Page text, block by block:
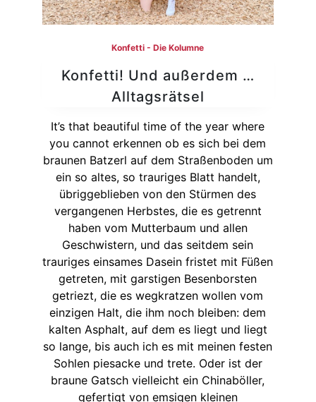
Konfetti - Die Kolumne
Konfetti! Und außerdem …
Alltagsrätsel
It’s that beautiful time of the year where
you cannot erkennen ob es sich bei dem
braunen Batzerl auf dem Straßenboden um
ein so altes, so trauriges Blatt handelt,
übriggeblieben von den Stürmen des
vergangenen Herbstes, die es getrennt
haben vom Mutterbaum und allen
Geschwistern, und das seitdem sein
trauriges einsames Dasein fristet mit Füßen
getreten, mit garstigen Besenborsten
getriezt, die es wegkratzen wollen vom
einzigen Halt, die ihm noch bleiben: dem
kalten Asphalt, auf dem es liegt und liegt
so lange, bis auch ich es mit meinen festen
Sohlen piesacke und trete. Oder ist der
braune Gatsch vielleicht ein Chinaböller,
gefertigt von emsigen kleinen